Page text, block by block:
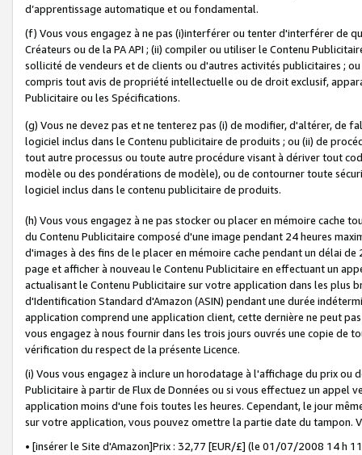
d’apprentissage automatique et ou fondamental.
(f) Vous vous engagez à ne pas (i)interférer ou tenter d'interférer de
Créateurs ou de la PA API ; (ii) compiler ou utiliser le Contenu
sollicité de vendeurs et de clients ou d'autres activités publicitaires ;
compris tout avis de propriété intellectuelle ou de droit exclusif,
Publicitaire ou les Spécifications.
(g) Vous ne devez pas et ne tenterez pas (i) de modifier, d'altérer, de
logiciel inclus dans le Contenu publicitaire de produits ; ou (ii) de
tout autre processus ou toute autre procédure visant à dériver tout
modèle ou des pondérations de modèle), ou de contourner toute
logiciel inclus dans le contenu publicitaire de produits.
(h) Vous vous engagez à ne pas stocker ou placer en mémoire cache
du Contenu Publicitaire composé d'une image pendant 24 heures
d'images à des fins de le placer en mémoire cache pendant un délai
page et afficher à nouveau le Contenu Publicitaire en effectuant un
actualisant le Contenu Publicitaire sur votre application dans les plus
d'Identification Standard d'Amazon (ASIN) pendant une durée
application comprend une application client, cette dernière ne peut
vous engagez à nous fournir dans les trois jours ouvrés une copie de
vérification du respect de la présente Licence.
(i) Vous vous engagez à inclure un horodatage à l'affichage du prix
Publicitaire à partir de Flux de Données ou si vous effectuez un appel
application moins d'une fois toutes les heures. Cependant, le jour
sur votre application, vous pouvez omettre la partie date du tampon.
• [insérer le Site d'Amazon]Prix : 32,77 [EUR/£] (le 01/07/2008 14 h